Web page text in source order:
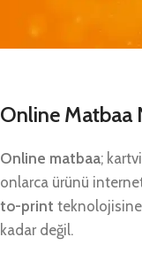
Online Matbaa
Online matbaa;
onlarca ürünü
to-print
kadar değil.